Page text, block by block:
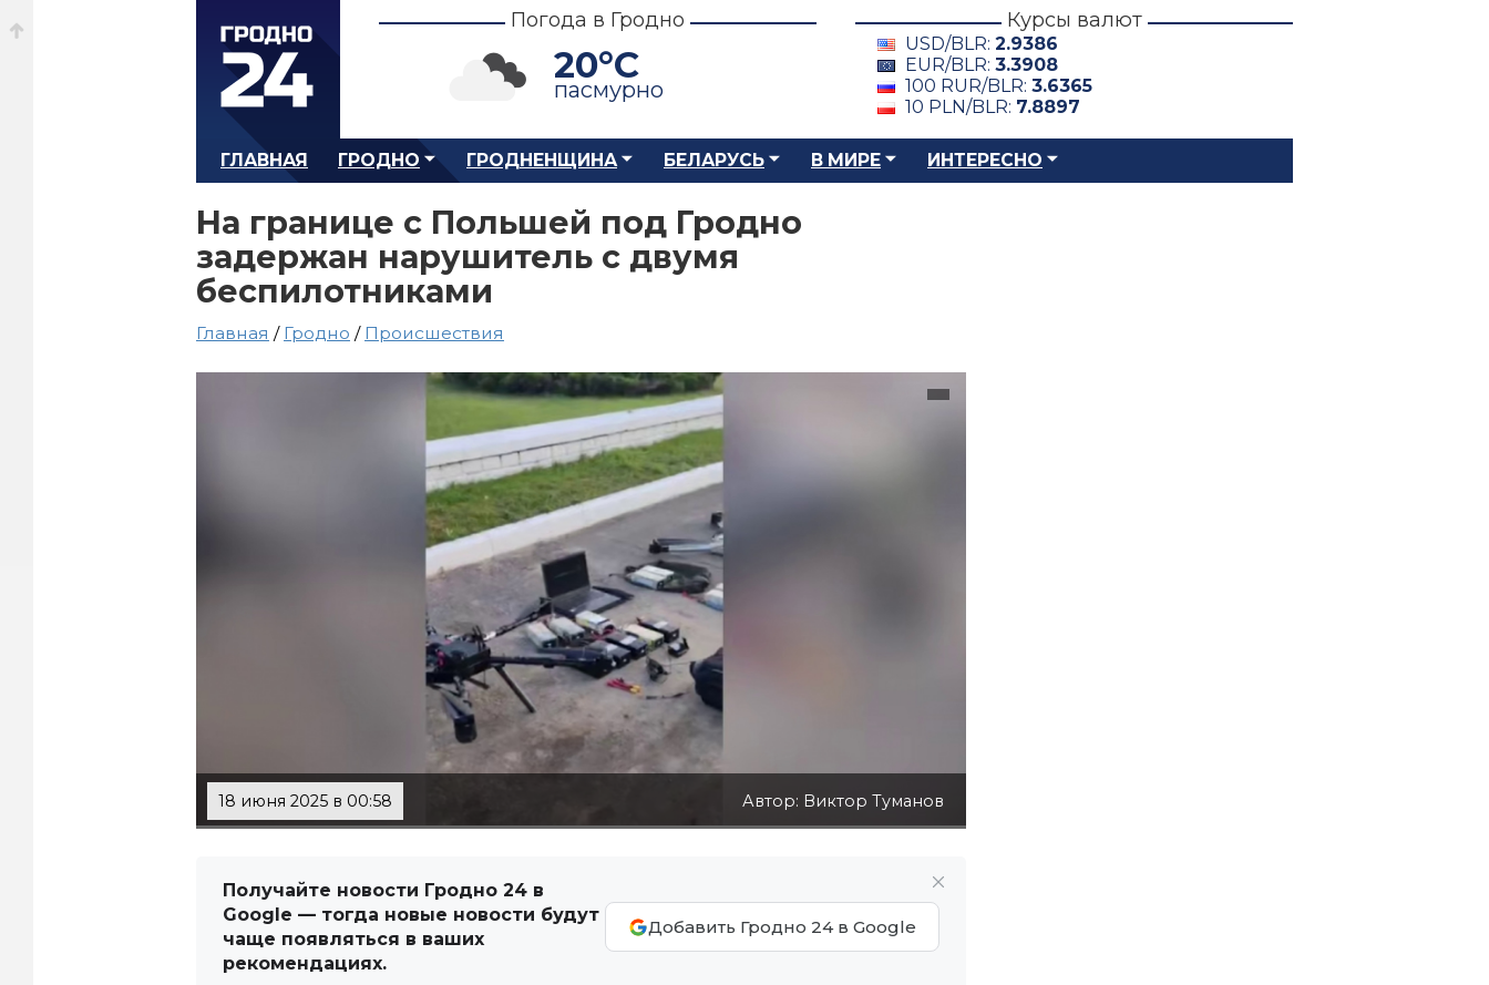
Погода в Гродно
20°C
пасмурно
Курсы валют
USD/BLR: 2.9386
EUR/BLR: 3.3908
100 RUR/BLR: 3.6365
10 PLN/BLR: 7.8897
ГЛАВНАЯ ГРОДНО ГРОДНЕНЩИНА БЕЛАРУСЬ В МИРЕ ИНТЕРЕСНО
На границе с Польшей под Гродно
задержан нарушитель с двумя
беспилотниками
Главная / Гродно / Происшествия
18 июня 2025 в 00:58 Автор: Виктор Туманов
Получайте новости Гродно 24 в
Google — тогда новые новости будут
чаще появляться в ваших
рекомендациях.
Добавить Гродно 24 в Google